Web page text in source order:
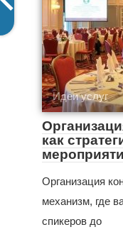
Идеи услуг
как
Организация
механизм, где
спикеров до